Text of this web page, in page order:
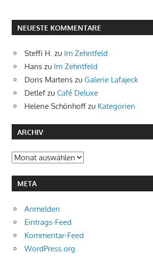
NEUESTE KOMMENTARE
Steffi H. zu Im Zehntfeld
Hans zu Im Zehntfeld
Doris Martens zu Galerie Lafajeck
Detlefzu Café Deluxe
Helene Schönhoff zu Kategorien
ARCHIV
Archiv
META
Anmelden
Eintrags-Feed
Kommentar-Feed
WordPress.org